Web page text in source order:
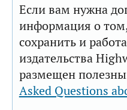
Если вам нужна
информация о том,
сохранить и
издательства
размещен
Asked Questions